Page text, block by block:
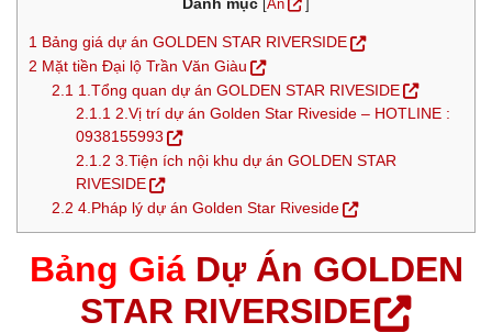
[Ẩn ]
1 Bảng giá dự án GOLDEN STAR RIVERSIDE
2 Mặt tiền Đại lộ Trần Văn Giàu
2.1 1.Tổng quan dự án GOLDEN STAR RIVESIDE
2.1.12.Vị trí dự án Golden Star Riveside – HOTLINE :
0938155993
2.1.2 3.Tiện ích nội khu dự án GOLDEN STAR
RIVESIDE
2.2 4.Pháp lý dự án Golden Star Riveside
Bảng Giá Dự Án GOLDEN
STAR RIVERSIDE